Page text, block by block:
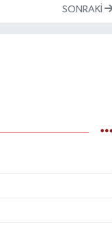
SONRAKI